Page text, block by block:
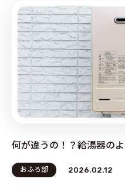
何が違うの！？給湯器の
おふろ部 2026.02.12